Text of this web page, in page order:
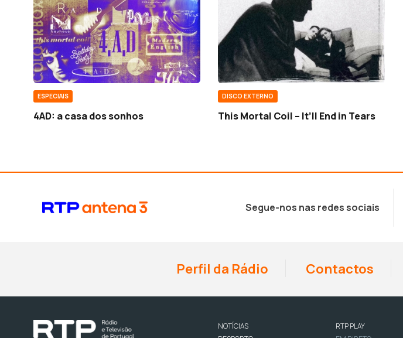
ESPECIAIS
4AD: a casa dos sonhos
DISCO EXTERNO
This Mortal Coil – It’ll End in Tears
Segue-nos nas redes sociais
Perfil da Rádio Contactos
NOTÍCIAS
RTP PLAY